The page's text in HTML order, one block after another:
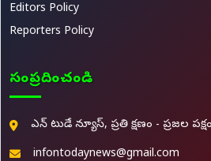
Editors Policy
Reporters Policy
సంప్రదించండి
ఎన్ టుడే న్యూస్, ప్రతి క్షణం - ప్రజల
infontodaynews@gmail.com